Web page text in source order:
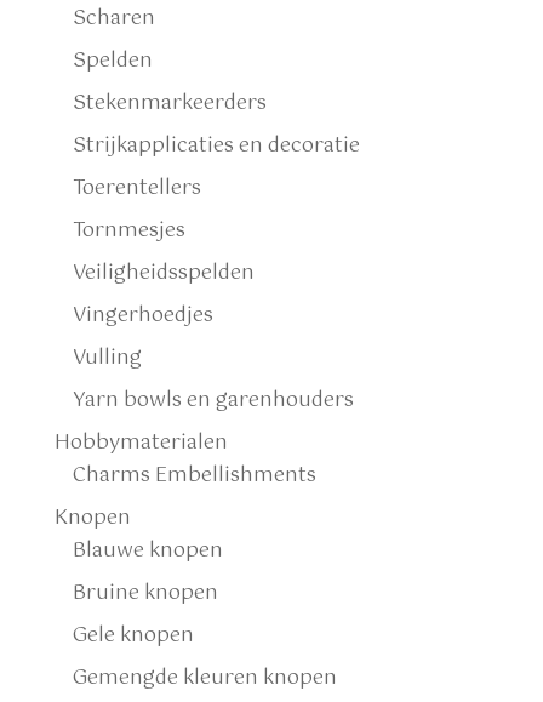
Scharen
Spelden
Stekenmarkeerders
Strijkapplicaties en decoratie
Toerentellers
Tornmesjes
Veiligheidsspelden
Vingerhoedjes
Vulling
Yarn bowls en garenhouders
Hobbymaterialen
Charms Embellishments
Knopen
Blauwe knopen
Bruine knopen
Gele knopen
Gemengde kleuren knopen